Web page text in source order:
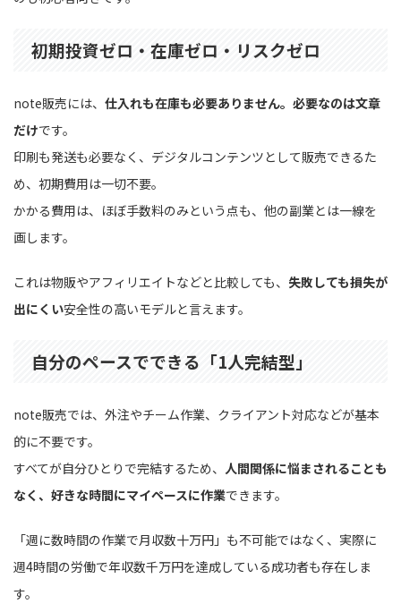
初期投資ゼロ・在庫ゼロ・リスクゼロ
note販売には、 仕入れも在庫も必要ありません。必要なのは文章
だけです。
印刷も発送も必要なく、デジタルコンテンツとして販売できるた
め、初期費用は一切不要。
かかる費用は、ほぼ手数料のみという点も、他の副業とは一線を
画します。
これは物販やアフィリエイトなどと比較しても、 失敗しても損失が
出にくい安全性の高いモデルと言えます。
自分のペースでできる「1人完結型」
note販売では、外注やチーム作業、クライアント対応などが基本
的に不要です。
すべてが自分ひとりで完結するため、 人間関係に悩まされることも
なく、好きな時間にマイペースに作業できます。
「週に数時間の作業で月収数十万円」も不可能ではなく、実際に
週4時間の労働で年収数千万円を達成している成功者も存在しま
す。